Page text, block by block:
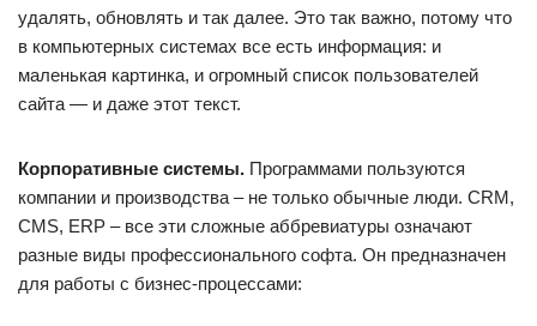
удалять, обновлять и так далее. Это так важно, потому что
в компьютерных системах все есть информация: и
маленькая картинка, и огромный список пользователей
сайта — и даже этот текст.
Корпоративные системы. Программами пользуются
компании и производства – не только обычные люди. CRM,
CMS, ERP – все эти сложные аббревиатуры означают
разные виды профессионального софта. Он предназначен
для работы с бизнес-процессами: